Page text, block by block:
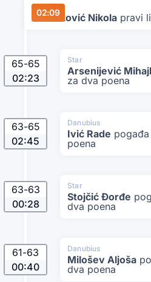
02:09
Star
Tanasković Nikola pravi
Star
Arsenijević
za dva poena
65-65
02:23
Danubius
Ivić Rade
poena
63-65
02:45
Star
Stojčić Đorđe
dva poena
63-63
00:28
Danubius
Milošev Aljoša
dva poena
61-63
00:40